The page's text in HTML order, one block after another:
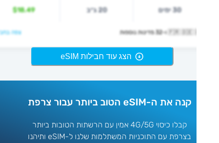
$18.49
צפה בחבילה >
הצג עוד חבילות eSIM
קנה את ה-eSIM הטוב ביותר עבור צרפת
קבלו כיסוי 4G/5G אמין עם הרשתות הטובות ביותר
בצרפת עם התוכניות המשתלמות שלנו ל-eSIM ותיהנו